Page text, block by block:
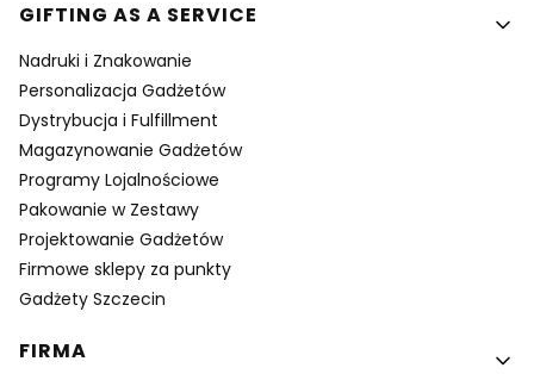
GIFTING AS A SERVICE
Nadruki i Znakowanie
Personalizacja Gadżetów
Dystrybucja i Fulfillment
Magazynowanie Gadżetów
Programy Lojalnościowe
Pakowanie w Zestawy
Projektowanie Gadżetów
Firmowe sklepy za punkty
Gadżety Szczecin
FIRMA